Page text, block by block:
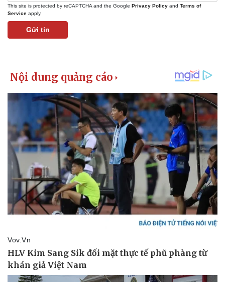
Kinh tế
Thị trường
Giá vàng
Chứng khoán
This site is protected by reCAPTCHA and the Google Privacy Policy and Terms of
Service apply.
Gửi tin